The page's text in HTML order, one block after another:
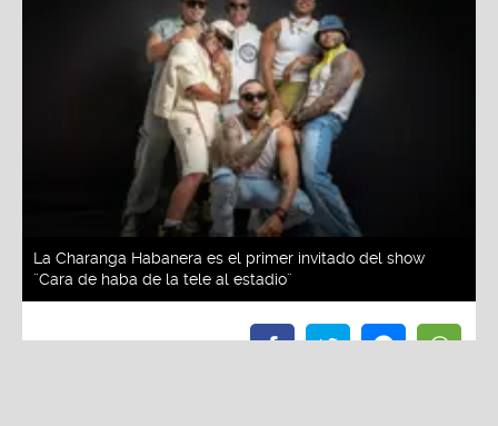
La Charanga Habanera es el primer invitado del show
¨Cara de haba de la tele al estadio¨